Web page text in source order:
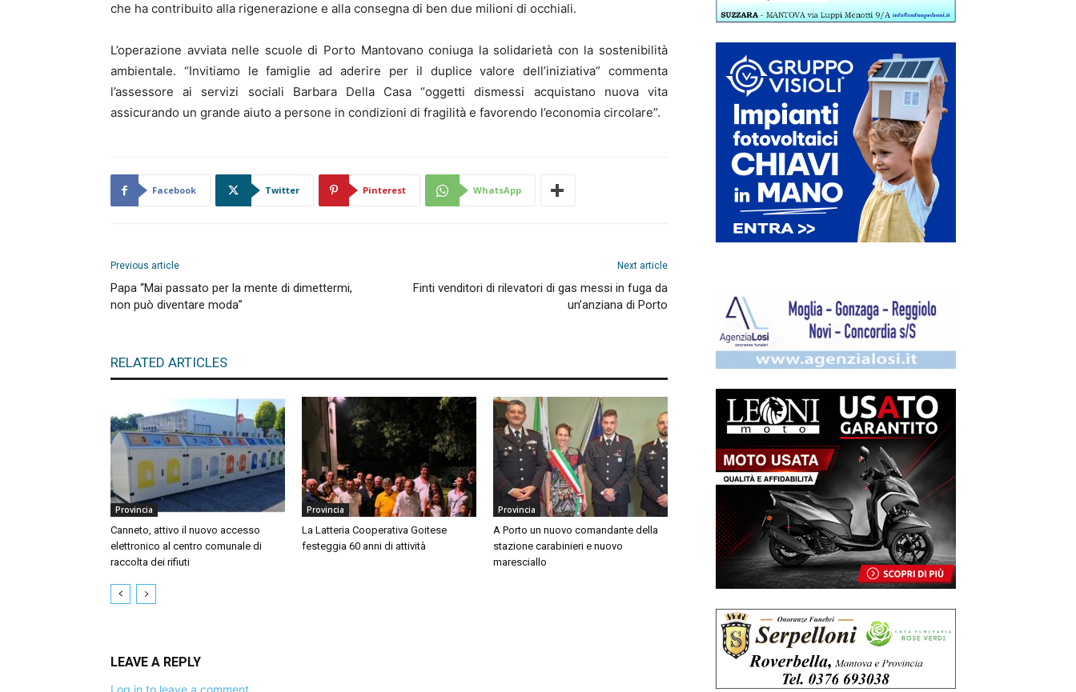
che ha contribuito alla rigenerazione e alla consegna di ben due milioni di occhiali.
L’operazione avviata nelle scuole di Porto Mantovano coniuga la solidarietà con la sostenibilità
ambientale. “Invitiamo le famiglie ad aderire per il duplice valore dell’iniziativa” commenta
l’assessore ai servizi sociali Barbara Della Casa “oggetti dismessi acquistano nuova vita
assicurando un grande aiuto a persone in condizioni di fragilità e favorendo l’economia circolare”.
Facebook Twitter Pinterest WhatsApp
Previous article
Papa “Mai passato per la mente di dimettermi,
non può diventare moda”
Next article
Finti venditori di rilevatori di gas messi in fuga da
un’anziana di Porto
RELATED ARTICLES
Provincia
Canneto, attivo il nuovo accesso
elettronico al centro comunale di
raccolta dei rifiuti
Provincia
La Latteria Cooperativa Goitese
festeggia 60 anni di attività
Provincia
A Porto un nuovo comandante della
stazione carabinieri e nuovo
maresciallo
LEAVE A REPLY
Log in to leave a comment